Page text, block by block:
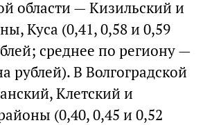
области — Кизильский и
Куса (0,41, 0,58 и 0,59
среднее по региону —
рублей). В Волгоградской
Клетский и
(0,40, 0,45 и 0,52